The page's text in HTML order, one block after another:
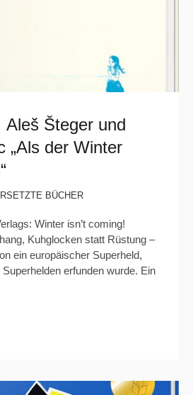
Šteger und
„Als der Winter
BÜCHER
Winter isn’t coming!
Kuhglocken statt Rüstung –
ein europäischer Superheld,
erfunden wurde. Ein